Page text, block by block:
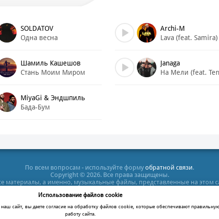
SOLDATOV
Одна весна
Archi-M
Lava (feat. Samira)
Шамиль Кашешов
Стань Моим Миром
Janaga
На Мели (feat.
MiyaGi & Эндшпиль
Бада-Бум
По всем вопросам - используйте форму обратной связи.
Copyright © 2026. Все права защищены.
материалы, а именно, музыкальные файлы, представленные на этом
целях. Все права на них принадлежат их владельцам. После
диск или удалить этот файл, в противном случае Вы нарушаете
сайта не несет ответственности за противозаконные действия
Использование файлов cookie
сайт, вы даете согласие на обработку файлов cookie, которые обеспечивают
работу сайта.